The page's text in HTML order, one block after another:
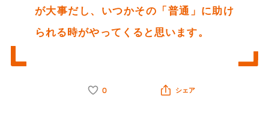
が大事だし、いつかその「普通」に助け
られる時がやってくると思います。
0 シェア